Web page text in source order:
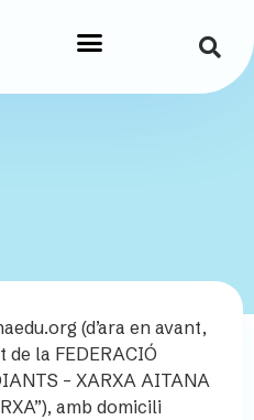
(d’ara en avant,
de la FEDERACIÓ
– XARXA AITANA
amb domicili